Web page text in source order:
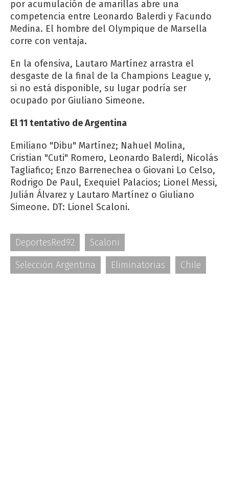
por acumulación de amarillas abre una
competencia entre Leonardo Balerdi y Facundo
Medina. El hombre del Olympique de Marsella
corre con ventaja.
En la ofensiva, Lautaro Martínez arrastra el
desgaste de la final de la Champions League y,
si no está disponible, su lugar podría ser
ocupado por Giuliano Simeone.
El 11 tentativo de Argentina
Emiliano "Dibu" Martínez; Nahuel Molina,
Cristian "Cuti" Romero, Leonardo Balerdi, Nicolás
Tagliafico; Enzo Barrenechea o Giovani Lo Celso,
Rodrigo De Paul, Exequiel Palacios; Lionel Messi,
Julián Álvarez y Lautaro Martínez o Giuliano
Simeone. DT: Lionel Scaloni.
DeportesRed92
Scaloni
Selección Argentina
Eliminatorias Chile